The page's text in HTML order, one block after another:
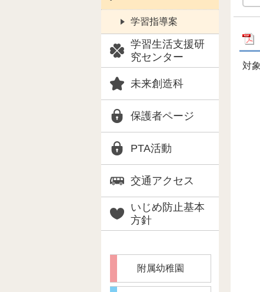
学習指導案
学習生活支援研
究センター
未来創造科
保護者ページ
PTA活動
交通アクセス
いじめ防止基本
方針
対
附属幼稚園